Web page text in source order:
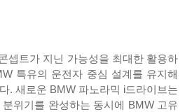
셉트가 지닌 가능성을 최대한 활용하
특유의 운전자 중심 설계를 유지해
. 새로운 BMW 파노라믹 i드라이브는
위기를 완성하는 동시에 BMW 고유